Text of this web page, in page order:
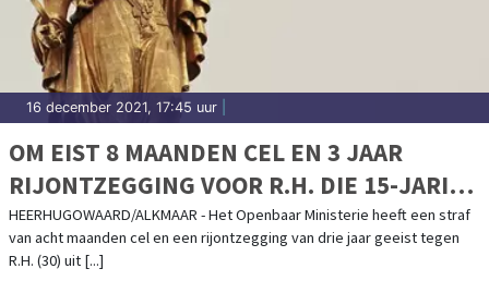
16 december 2021, 17:45 uur
OM EIST 8 MAANDEN CEL EN 3 JAAR
RIJONTZEGGING VOOR R.H. DIE 15-JARIGE
ILAYDA DOODREED
HEERHUGOWAARD/ALKMAAR - Het Openbaar Ministerie heeft een straf
van acht maanden cel en een rijontzegging van drie jaar geeist tegen
R.H. (30) uit [...]